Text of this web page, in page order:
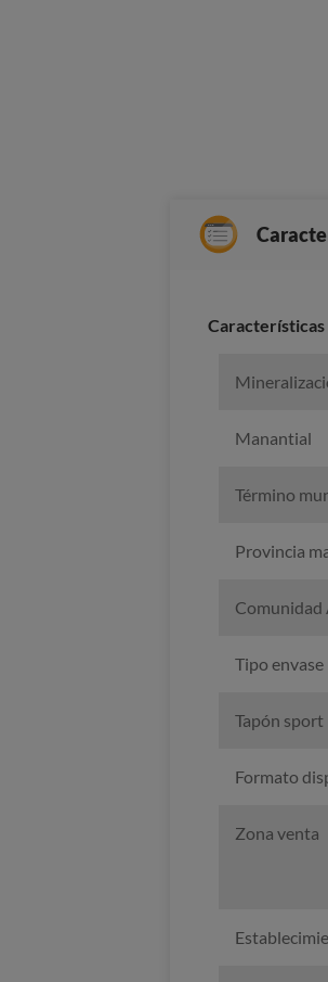
Caracterí­sticas
Manantial
Término
Provincia
Comunidad
Tipo envase
Tapón sport
Formato
Zona venta